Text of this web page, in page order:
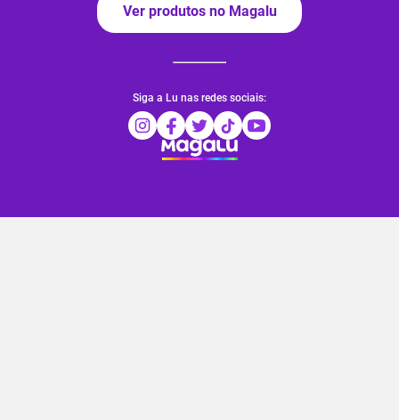
Ver produtos no Magalu
Siga a Lu nas redes sociais: